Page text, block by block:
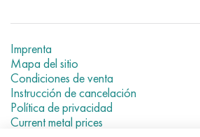
Imprenta
Mapa del sitio
Condiciones de venta
Instrucción de cancelación
Política de privacidad
Current metal prices